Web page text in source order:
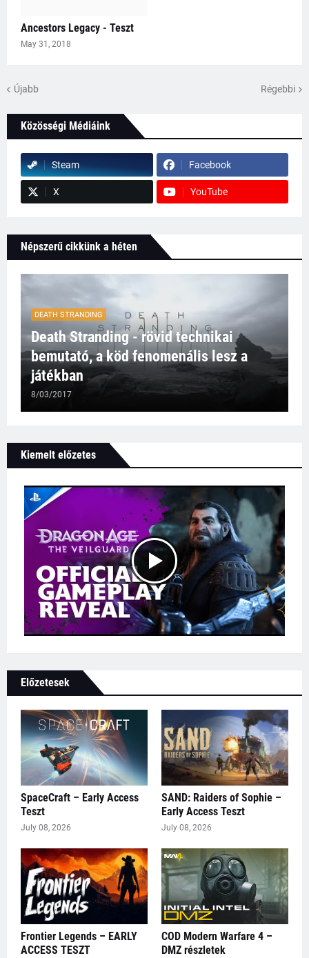
Ancestors Legacy - Teszt
May 31, 2018
Újabb Régebbi
Közösségi Médiáink
Steam Facebook
X YouTube
Népszerű cikkünk a héten
DEATH STRANDING
Death Stranding - rövid technikai
bemutató, a köd fenomenális lesz a
játékban
8/03/2017
Kiemelt előzetes
Előzetesek
SpaceCraft – Early Access
Teszt
July 08, 2026
SAND: Raiders of Sophie –
Early Access Teszt
July 08, 2026
Frontier Legends – EARLY
ACCESS TESZT
COD Modern Warfare 4 –
DMZ részletek